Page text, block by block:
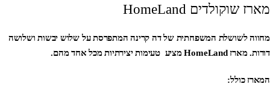
מארז שוקולדים HomeLand
מחווה לשושלת המשפחתית של דה קרינה המתפרסת על שלוש יבשות ושלושה
דורות. מארז HomeLand מציע טעימות יצירתיות מכל אחד מהם.
המארז כולל: